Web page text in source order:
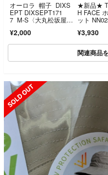
オーロラ 帽子 DIXS
EPT DIXSEPT171
7 M-S〈大丸松坂屋百
¥2,000
★新品★
H FACE
ット
¥3,930
関連商品